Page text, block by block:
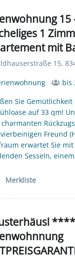
15
1
mit
15,
bis
Sie
auf 33 qm!
Freund
erwartet Sie
Sesseln,
Merkliste